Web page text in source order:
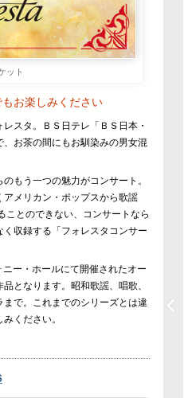
ット
お楽しみください
スタ。ＢＳ日テレ「ＢＳ日本・
お茶の間にもお馴染みの男女混
もう一つの魅力がコンサート。
メリカン・ポップスから歌謡
ことのできない、コンサートなら
収録する「フォレスタコンサー
ー・ホールにて開催されたオー
となります。昭和歌謡、唱歌、
で。これまでのシリーズとは違
ください。